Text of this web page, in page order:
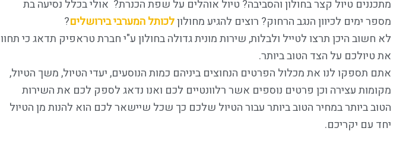
מתכננים טיול קצר בחולון והסביבה? טיול אוהלים על שפת הכנרת? אולי בכלל נסיעה בת
מספר ימים לכיוון הנגב הרחוק? רוצים להגיע מחולוןלכותל המערבי בירושלים?
לא חשוב היכן תרצו לטייל ולבלות, שירות מונית גדולה בחולון ע"י חברת טראפיק תדאג כי תחוו
את טיולכם על הצד הטוב ביותר.
אתם תספקו לנו את מכלול הפרטים הנחוצים ביניהם כמות הנוסעים, יעדי הטיול, משך הטיול,
מקומות עצירה וכן פרטים נוספים אשר רלוונטיים לכם ואנו נדאג לספק לכם את השירות
הטוב ביותר במחיר הטוב ביותר עבור הטיול שלכם כך שכל שיישאר לכם הוא להנות מן הטיול
יחד עם יקריכם.